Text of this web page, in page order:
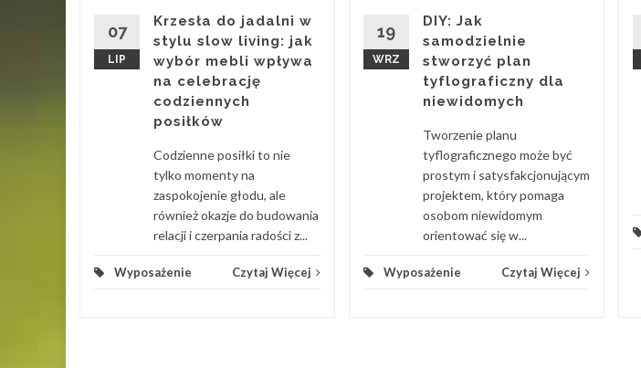
07
LIP
Krzesła do jadalni w
stylu slow living: jak
wybór mebli wpływa
na celebrację
codziennych
posiłków
Codzienne posiłki to nie
tylko momenty na
zaspokojenie głodu, ale
również okazje do budowania
relacji i czerpania radości z...
Wyposażenie Czytaj Więcej
19
WRZ
DIY: Jak
samodzielnie
stworzyć plan
tyflograficzny dla
niewidomych
Tworzenie planu
tyflograficznego może być
prostym i satysfakcjonującym
projektem, który pomaga
osobom niewidomym
orientować się w...
Wyposażenie Czytaj Więcej